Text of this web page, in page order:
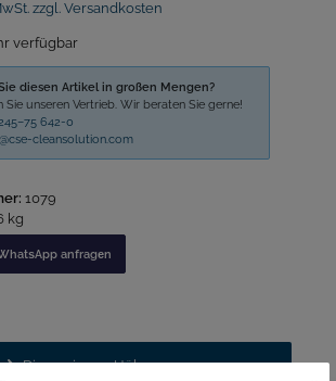
zzgl. Versandkosten
verfügbar
diesen Artikel in großen Mengen?
Sie unseren Vertrieb. Wir beraten Sie gerne!
642-0
cleansolution.com
1079
kg
anfragеn
Dimensionen Höhe: 13,2cm